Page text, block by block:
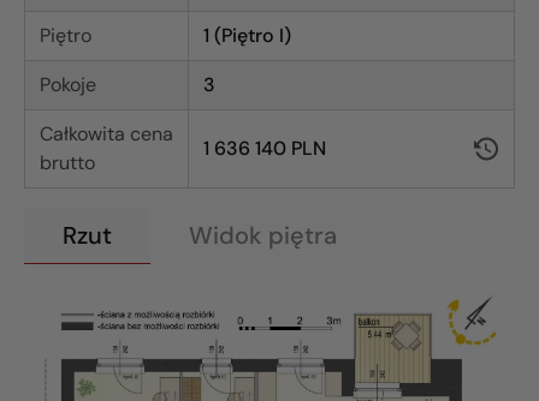
Piętro
1 (Piętro I)
Pokoje
3
Całkowita cena
brutto
1 636 140 PLN
Rzut Widok piętra